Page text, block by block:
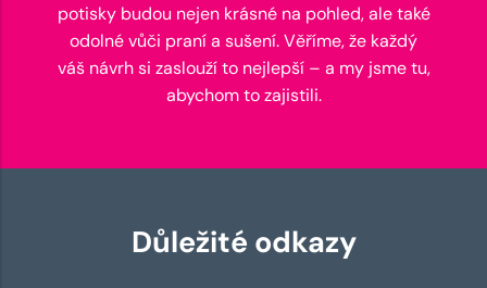
potisky budou nejen krásné na pohled, ale také
odolné vůči praní a sušení. Věříme, že každý
váš návrh si zaslouží to nejlepší – a my jsme tu,
abychom to zajistili.
Důležité odkazy